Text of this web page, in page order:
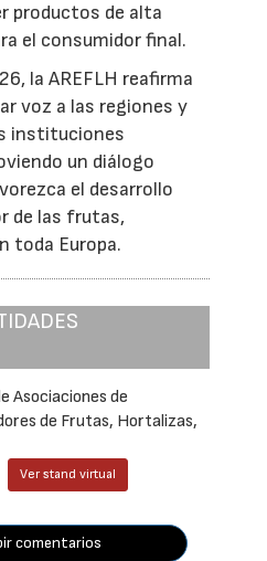
productos de alta
el consumidor final.
la AREFLH reafirma
voz a las regiones y
instituciones
un diálogo
el desarrollo
de las frutas,
toda Europa.
Asociaciones de
de Frutas, Hortalizas,
Ver stand virtual
comentarios